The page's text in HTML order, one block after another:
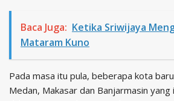
Baca Juga: Ketika Sriwijaya
Mataram Kuno
Pada masa itu pula, beberapa kota
Medan, Makasar dan Banjarmasin